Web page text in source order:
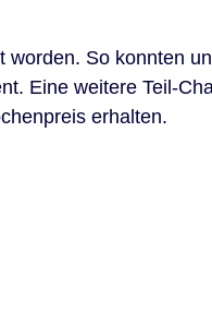
So konnten
Eine weitere Teil-
erhalten.